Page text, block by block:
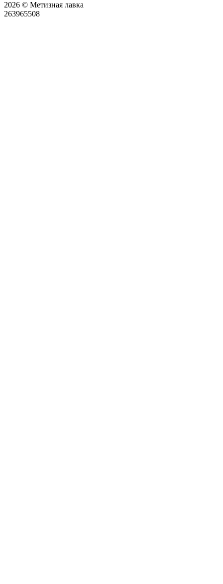
2026 © Метизная лавка
263965508